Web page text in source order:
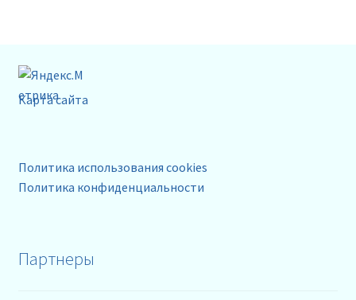
Карта сайта
Политика использования cookies
Политика конфиденциальности
Партнеры